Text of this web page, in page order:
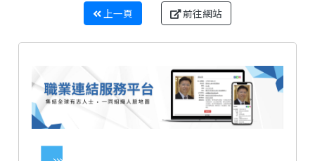
上一頁 前往網站